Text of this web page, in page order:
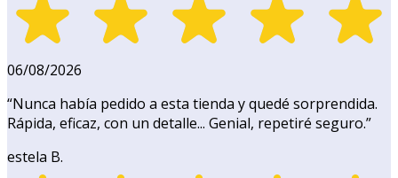
06/08/2026
“Nunca había pedido a esta tienda y quedé sorprendida.
Rápida, eficaz, con un detalle... Genial, repetiré seguro.”
estela B.